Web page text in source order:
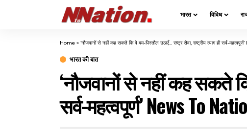
भारत विविध
Home » ‘नौजवानों से नहीं कह सकते कि वे बम-पिस्तौल उठाएँ… राष्ट्र सेवा, राष्ट्रीय त्याग ही सर्व-
भारत की बात
‘नौजवानों से नहीं कह सकते
सर्व-महत्वपूर्ण’ News To